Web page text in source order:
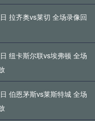
回放
拉齐奥vs莱切 全场录像回
纽卡斯尔联vs埃弗顿 全场
伯恩茅斯vs莱斯特城 全场